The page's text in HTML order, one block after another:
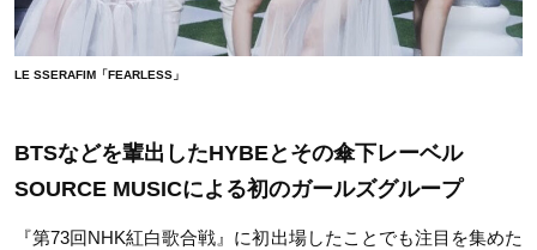
LE SSERAFIM「FEARLESS」
BTSなどを輩出したHYBEとその傘下レーベル
SOURCE MUSICによる初のガールズグループ
『第73回NHK紅白歌合戦』に初出場したことでも注目を集めた